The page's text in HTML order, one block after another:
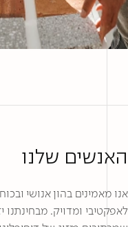
האנשים שלנו
אנו מאמינים בהון אנושי
לאפקטיבי ומדויק. מבחינתנו